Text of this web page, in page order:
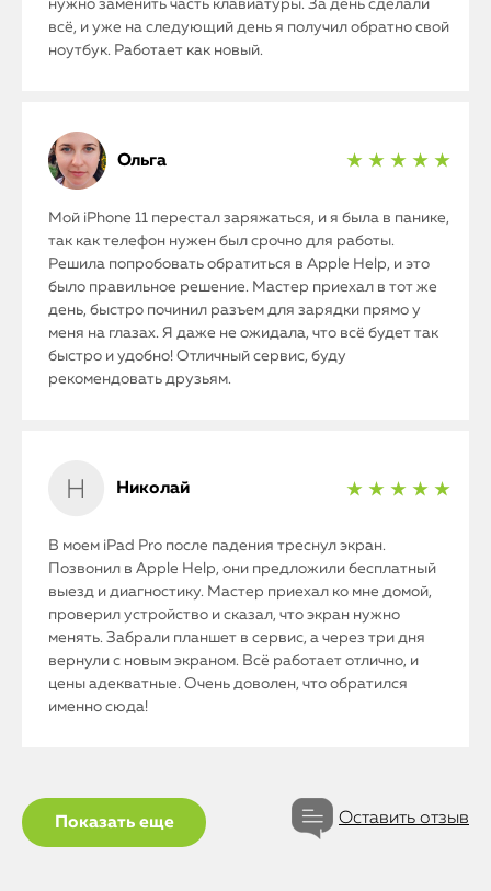
нужно заменить часть клавиатуры. За день сделали
всё, и уже на следующий день я получил обратно свой
ноутбук. Работает как новый.
Ольга ★ ★ ★ ★ ★
Мой iPhone 11 перестал заряжаться, и я была в панике,
так как телефон нужен был срочно для работы.
Решила попробовать обратиться в Apple Help, и это
было правильное решение. Мастер приехал в тот же
день, быстро починил разъем для зарядки прямо у
меня на глазах. Я даже не ожидала, что всё будет так
быстро и удобно! Отличный сервис, буду
рекомендовать друзьям.
Николай ★ ★ ★ ★ ★
В моем iPad Pro после падения треснул экран.
Позвонил в Apple Help, они предложили бесплатный
выезд и диагностику. Мастер приехал ко мне домой,
проверил устройство и сказал, что экран нужно
менять. Забрали планшет в сервис, а через три дня
вернули с новым экраном. Всё работает отлично, и
цены адекватные. Очень доволен, что обратился
именно сюда!
Показать еще Оставить отзыв